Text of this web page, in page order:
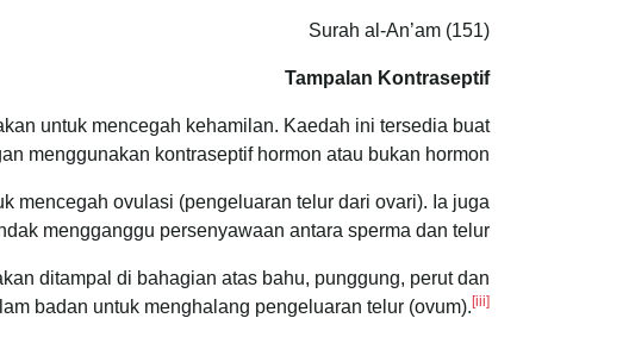
Surah al-An’am (151)
Tampalan Kontraseptif
untuk mencegah kehamilan. Kaedah ini tersedia buat
menggunakan kontraseptif hormon atau bukan hormon.
mencegah ovulasi (pengeluaran telur dari ovari). Ia juga
mengganggu persenyawaan antara sperma dan telur.
ditampal di bahagian atas bahu, punggung, perut dan
badan untuk menghalang pengeluaran telur (ovum). [iii]